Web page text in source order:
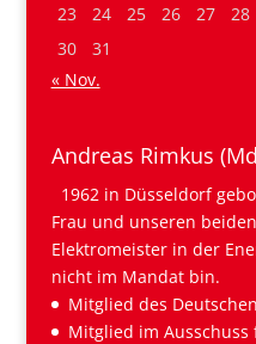
23
24 25 26 27 28
30
31
« Nov.
Andreas Rimkus
1962 in Düsseldorf
Frau und unseren
Elektromeister in der
nicht im Mandat bin.
Mitglied des
Mitglied im